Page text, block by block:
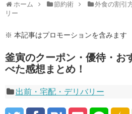
ホーム 節約術 外食の割引
リー
※ 本記事はプロモーションを含みます
釜寅のクーポン・優待・お
べた感想まとめ！
出前・宅配・デリバリー